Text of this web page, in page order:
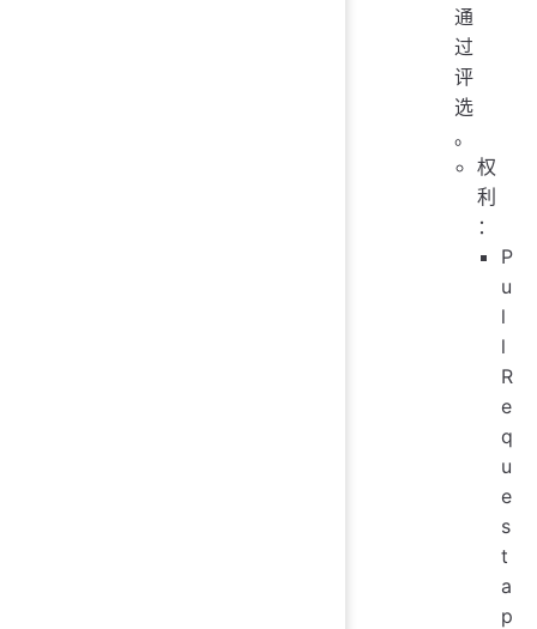
通
过
评
选
。
权
利
：
P
u
l
l
R
e
q
u
e
s
t
a
p